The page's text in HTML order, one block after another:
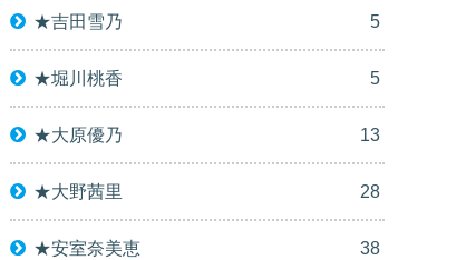
★吉田雪乃 5
★堀川桃香 5
★大原優乃 13
★大野茜里 28
★安室奈美恵 38